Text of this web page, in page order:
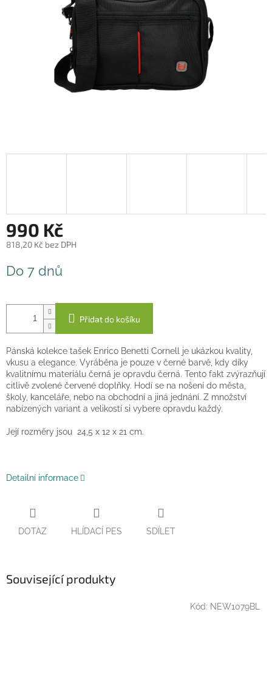
990 Kč
818,20 Kč bez DPH
cena:
Do 7 dnů
Přidat do košíku
Pánská kolekce tašek Enrico Benetti Cornell je ukázkou kvality,
vkusu a elegance. Vyráběna je pouze v černé barvě, kdy díky
kvalitnímu materiálu černá je opravdu černá. Tento fakt zvýrazňují
citlivě zvolené červené doplňky. Hodí se na nošení do města,
školy, kanceláře, nebo na obchodní a jiná jednání. Z množství
nabízených variant a velikostí si vybere opravdu každý.
Její rozměry jsou 24,5 x 12 x 21 cm.
Detailní informace
DOTAZ HLÍDACÍ PES SDÍLET
Související produkty
Kód: NEW1079BL